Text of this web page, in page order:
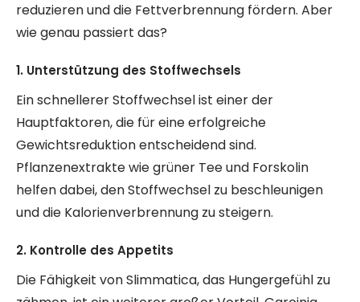
reduzieren und die Fettverbrennung fördern. Aber
wie genau passiert das?
1. Unterstützung des Stoffwechsels
Ein schnellerer Stoffwechsel ist einer der
Hauptfaktoren, die für eine erfolgreiche
Gewichtsreduktion entscheidend sind.
Pflanzenextrakte wie grüner Tee und Forskolin
helfen dabei, den Stoffwechsel zu beschleunigen
und die Kalorienverbrennung zu steigern.
2. Kontrolle des Appetits
Die Fähigkeit von Slimmatica, das Hungergefühl zu